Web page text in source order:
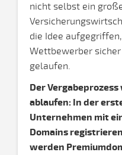
nicht selbst ein
die Idee
Wettbewerber
gelaufen.
Der
ablaufen: In der
Unternehmen mit
Domains
werden